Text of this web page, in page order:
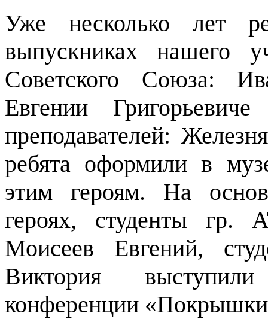
Уже несколько лет
выпускниках нашего
Советского Союза:
Евгении
преподавателей:
ребята оформили в
этим героям. На
героях, студенты
Моисеев Евгений,
Виктория
конференции